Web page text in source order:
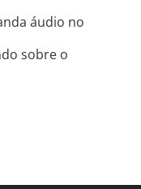
áudio no
sobre o